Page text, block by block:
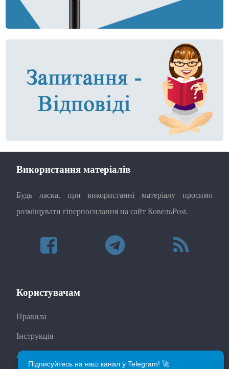
Використання матеріалів
Будь ласка, при використанні матеріалу просимо
розміщувати гіперпосилання на сайт КовельPost.
Користувачам
Правила
Інструкція
Автори
Підписуйтесь на наш канал у Telegram! 🚀